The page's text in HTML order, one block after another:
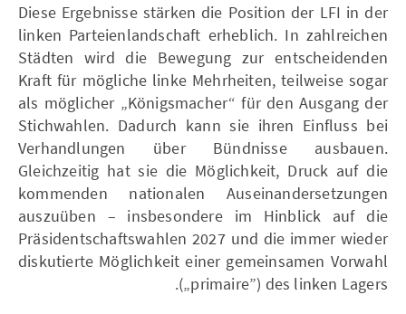
Diese Ergebnisse stärken die Position der LFI in der
linken Parteienlandschaft erheblich. In zahlreichen
Städten wird die Bewegung zur entscheidenden
Kraft für mögliche linke Mehrheiten, teilweise sogar
als möglicher „Königsmacher“ für den Ausgang der
Stichwahlen. Dadurch kann sie ihren Einfluss bei
Verhandlungen über Bündnisse ausbauen.
Gleichzeitig hat sie die Möglichkeit, Druck auf die
kommenden nationalen Auseinandersetzungen
auszuüben – insbesondere im Hinblick auf die
Präsidentschaftswahlen 2027 und die immer wieder
diskutierte Möglichkeit einer gemeinsamen Vorwahl
(„primaire”) des linken Lagers.